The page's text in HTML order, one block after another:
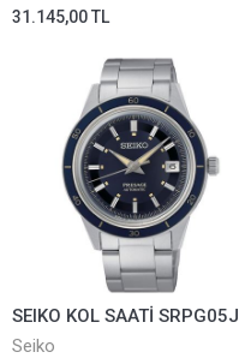
31.145,00 TL
SEIKO KOL SAATİ SRPG05J
Seiko